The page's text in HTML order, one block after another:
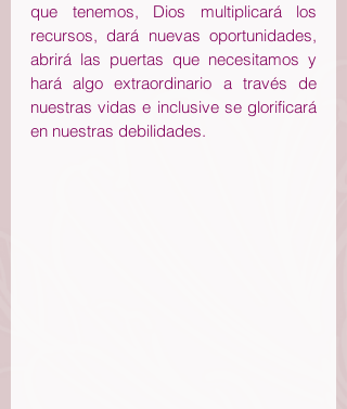
que tenemos, Dios multiplicará los
recursos, dará nuevas oportunidades,
abrirá las puertas que necesitamos y
hará algo extraordinario a través de
nuestras vidas e inclusive se glorificará
en nuestras debilidades.